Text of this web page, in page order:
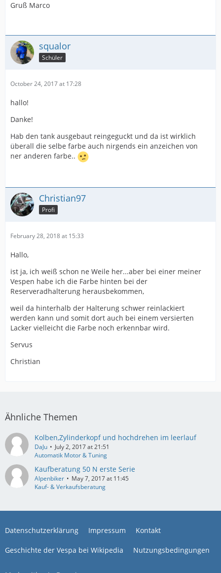
Gruß Marco
squalor
Schüler
October 24, 2017 at 17:28
hallo!
Danke!
Hab den tank ausgebaut reingeguckt und da ist wirklich
überall die selbe farbe auch nirgends ein anzeichen von
ner anderen farbe..
Christian97
Profi
February 28, 2018 at 15:33
Hallo,
ist ja, ich weiß schon ne Weile her...aber bei einer meiner
Vespen habe ich die Farbe hinten bei der
Reserveradhalterung herausbekommen,
weil da hinterhalb der Halterung schwer reinlackiert
werden kann und somit dort auch bei einem versierten
Lacker vielleicht die Farbe noch erkennbar wird.
Servus
Christian
Ähnliche Themen
Kolben,Zylinderkopf und hochdrehen im leerlauf
DaJu
July 2, 2017 at 21:51
Automatik Motor & Tuning
Kaufberatung 50 N erste Serie
Alpenbiker
May 7, 2017 at 11:45
Kauf- & Verkaufsberatung
Datenschutzerklärung Impressum Kontakt
Geschichte der Vespa bei Wikipedia Nutzungsbedingungen